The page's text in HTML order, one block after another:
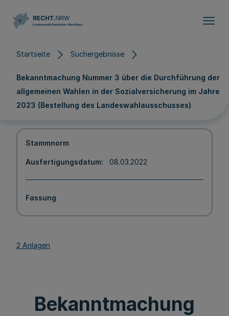
Startseite Suchergebnisse
Bekanntmachung Nummer 3 über die Durchführung der
allgemeinen Wahlen in der Sozialversicherung im Jahre
2023 (Bestellung des Landeswahlausschusses)
Stammnorm
Ausfertigungsdatum 08.03.2022
Fassung
2 Anlagen
Bekanntmachung